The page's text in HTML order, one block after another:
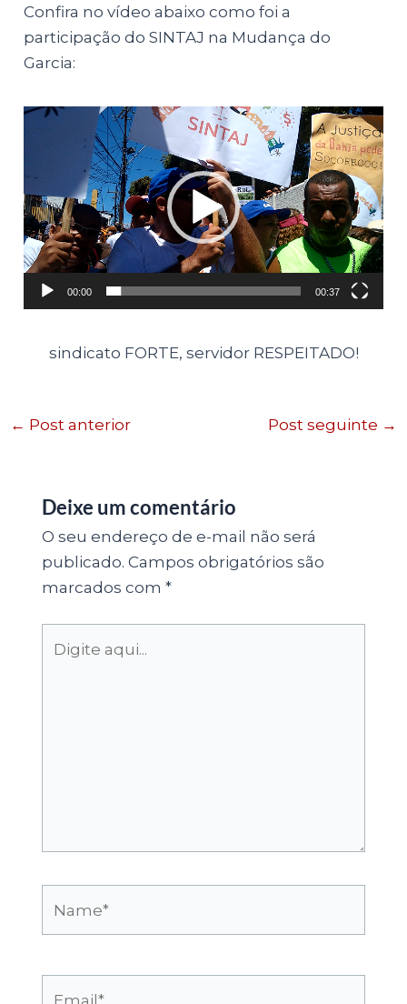
Confira no vídeo abaixo como foi a
participação do SINTAJ na Mudança do
Garcia:
Tocador
00:00 00:37
sindicato FORTE, servidor RESPEITADO!
← Post anterior Post seguinte →
Deixe um comentário
O seu endereço de e-mail não será
publicado. Campos obrigatórios são
marcados com *
aqui...